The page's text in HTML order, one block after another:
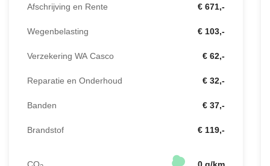
Afschrijving en Rente € 671,-
Wegenbelasting € 103,-
Verzekering WA Casco € 62,-
Reparatie en Onderhoud € 32,-
Banden € 37,-
Brandstof € 119,-